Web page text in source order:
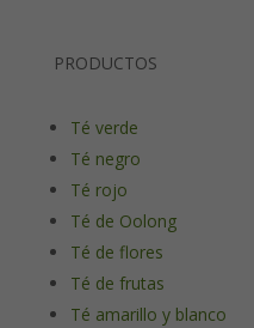
PRODUCTOS
Té verde
Té negro
Té rojo
Té de Oolong
Té de flores
Té de frutas
Té amarillo y blanco